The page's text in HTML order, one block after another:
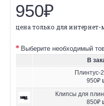
950₽
цена только для интернет-
Выберите необходимый
В
Плинтус-
950₽
Клипсы для
850₽